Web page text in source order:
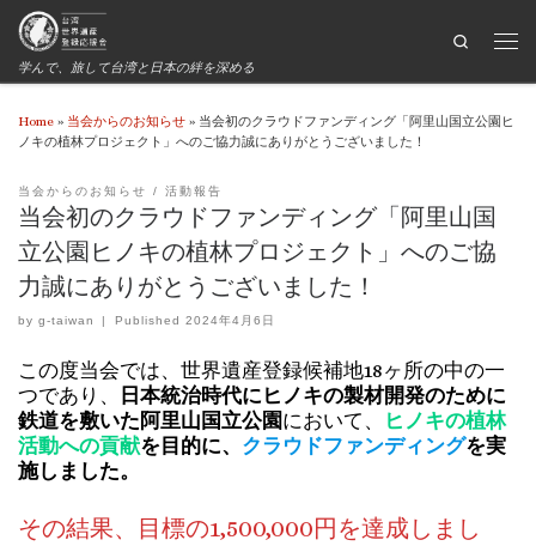
学んで、旅して台湾と日本の絆を深める
Search
Home » 当会からのお知らせ » 当会初のクラウドファンディング「阿里山国立公園ヒ
ノキの植林プロジェクト」へのご協力誠にありがとうございました！
当会からのお知らせ 活動報告
当会初のクラウドファンディング「阿里山国
立公園ヒノキの植林プロジェクト」へのご協
力誠にありがとうございました！
by g-taiwan | Published 2024年4月6日
この度当会では、世界遺産登録候補地18ヶ所の中の一
つであり、 日本統治時代にヒノキの製材開発のために
鉄道を敷いた阿里山国立公園において、
ヒノキの植林
活動への貢献を目的に、 クラウドファンディングを実
施しました。
その結果、目標の1,500,000円を達成しまし